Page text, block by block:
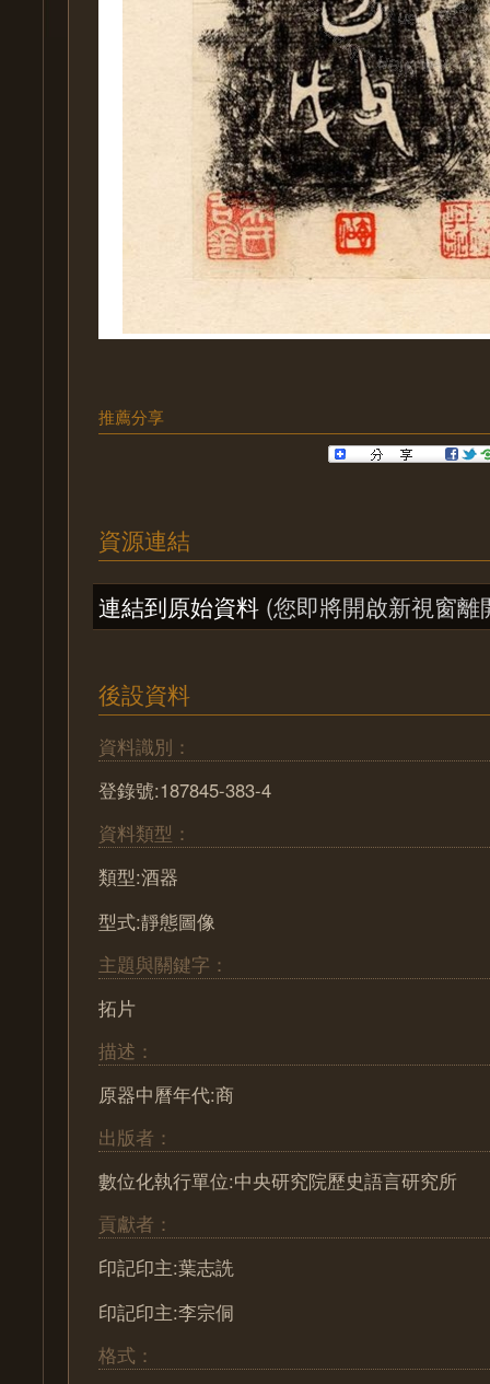
推薦分享
資源連結
連結到原始資料 (您即將開啟新視窗離
後設資料
資料識別：
登錄號:187845-383-4
資料類型：
類型:酒器
型式:靜態圖像
主題與關鍵字：
拓片
描述：
原器中曆年代:商
出版者：
數位化執行單位:中央研究院歷史語言研究所
貢獻者：
印記印主:葉志詵
印記印主:李宗侗
格式：